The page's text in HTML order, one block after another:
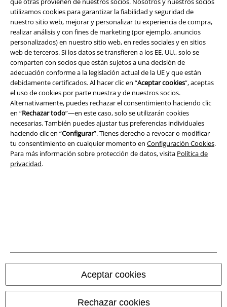
utilizamos cookies para garantizar la fiabilidad y seguridad de
nuestro sitio web, mejorar y personalizar tu experiencia de compra,
realizar análisis y con fines de marketing (por ejemplo, anuncios
personalizados) en nuestro sitio web, en redes sociales y en sitios
web de terceros. Si los datos se transfieren a los EE. UU., solo se
comparten con socios que están sujetos a una decisión de
adecuación conforme a la legislación actual de la UE y que están
debidamente certificados. Al hacer clic en “Aceptar cookies”, aceptas
el uso de cookies por parte nuestra y de nuestros socios.
Alternativamente, puedes rechazar el consentimiento haciendo clic
en “Rechazar todo”—en este caso, solo se utilizarán cookies
necesarias. También puedes ajustar tus preferencias individuales
haciendo clic en “Configurar”. Tienes derecho a revocar o modificar
tu consentimiento en cualquier momento en Configuración Cookies.
Para más información sobre protección de datos, visita Política de
privacidad.
Aceptar cookies
Rechazar cookies
Legal
Términos y Condiciones
Aviso Legal
Ley protección de datos
Eliminación de residuos y protección del medioambiente
Declaración de Conformidad
© 1986-2026 E.M.P. Merchandising HGmbH